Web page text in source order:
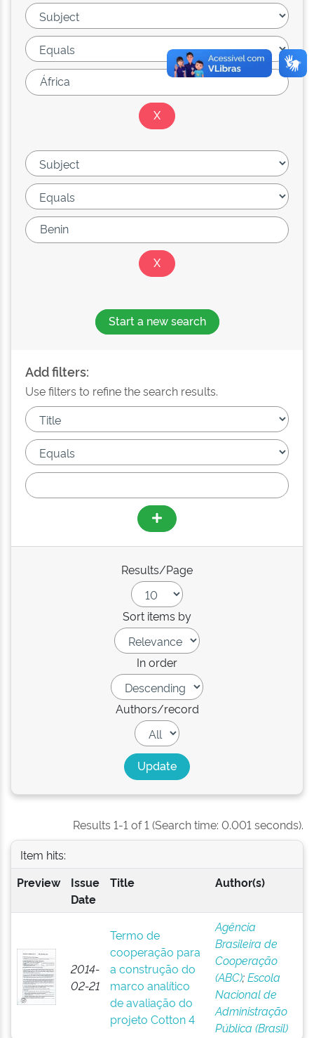
Start a new search
Add filters:
Use filters to refine the search results.
Results/Page
Sort items by
In order
Authors/record
Results 1-1 of 1 (Search time: 0.001 seconds).
Item hits:
Preview
Issue
Date
Title Author(s)
2014-
02-21
Termo de
cooperação para
a construção do
marco analítico
de avaliação do
projeto Cotton 4
Agência
Brasileira de
Cooperação
(ABC);Escola
Nacional de
Administração
Pública (Brasil)